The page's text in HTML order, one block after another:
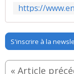
S'inscrire à la